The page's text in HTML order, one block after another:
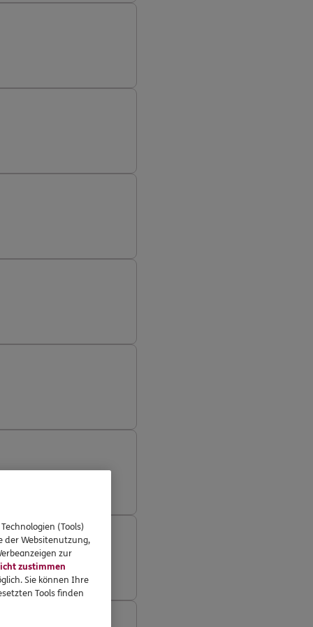
(Tools)
der Websitenutzung,
zur
zustimmen
Sie können Ihre
Tools finden